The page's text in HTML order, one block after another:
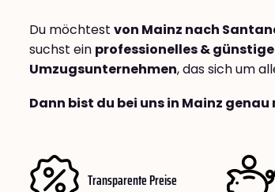
Du möchtest von Mainz nach
suchst ein professionelles &
Umzugsunternehmen, das sich um
Dann bist du bei uns in Mainz
Transparente Preise